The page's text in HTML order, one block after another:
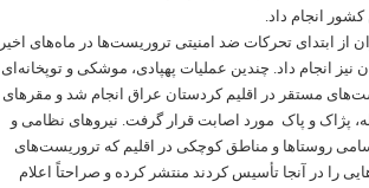
انجام داد.
از ابتدای تحرکات ضد امنیتی تروریست‌ها در ماه‌های اخیر
نیز انجام داد. چندین عملیات پهپادی، موشکی و توپخانه‌ای
مستقر در اقلیم کردستان عراق انجام شد و مقرهای
پژاک و پاک مورد اصابت قرار گرفت. نیروهای نظامی و
اسامی روستاها و مناطق کوچکی در اقلیم که تروریست‌های
را در آنجا تأسیس کردند منتشر کرده و صراحتاً اعلام